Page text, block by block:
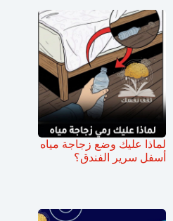
لماذا عليك وضع زجاجة مياه
أسفل سرير الفندق؟